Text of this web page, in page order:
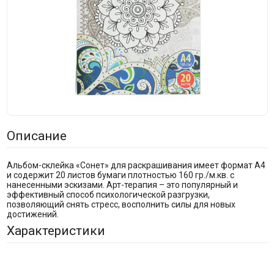
Описание
Альбом-склейка «Сонет» для раскрашивания имеет формат А4
и содержит 20 листов бумаги плотностью 160 гр./м.кв. с
нанесенными эскизами. Арт-терапия – это популярный и
эффективный способ психологической разгрузки,
позволяющий снять стресс, восполнить силы для новых
достижений.
Характеристики